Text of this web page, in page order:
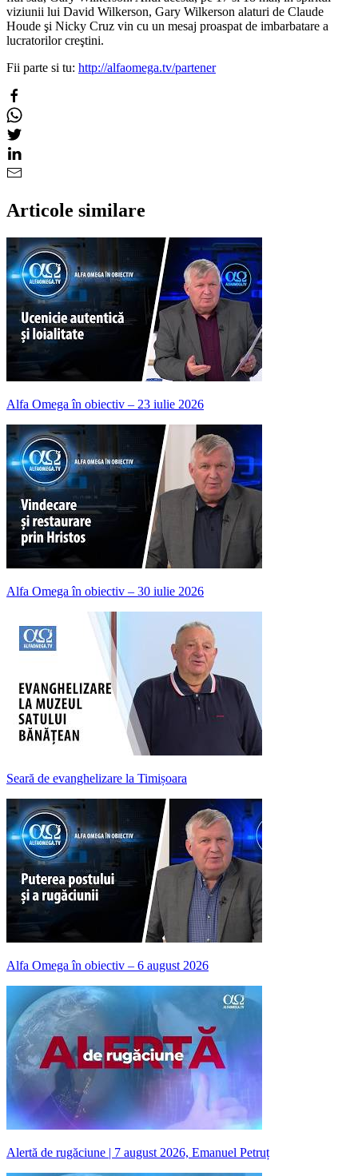
viziunii lui David Wilkerson, Gary Wilkerson alaturi de Claude
Houde şi Nicky Cruz vin cu un mesaj proaspat de imbarbatare a
lucratorilor creştini.
Fii parte si tu: http://alfaomega.tv/partener
Articole similare
Alfa Omega în obiectiv – 23 iulie 2026
Alfa Omega în obiectiv – 30 iulie 2026
Seară de evanghelizare la Timișoara
Alfa Omega în obiectiv – 6 august 2026
Alertă de rugăciune | 7 august 2026, Emanuel Petruț